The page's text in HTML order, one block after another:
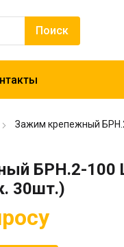
Зажим крепежный
БРН.2-100
30шт.)